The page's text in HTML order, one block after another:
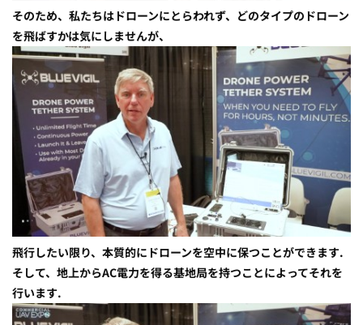
そのため、私たちはドローンにとらわれず、どのタイプのドローン
を飛ばすかは気にしませんが、
飛行したい限り、本質的にドローンを空中に保つことができます.
そして、地上からAC電力を得る基地局を持つことによってそれを
行います.